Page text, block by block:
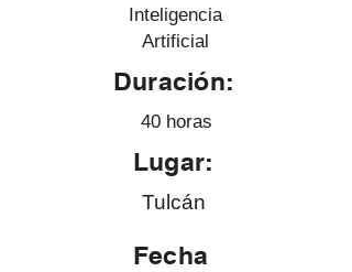
Inteligencia
Artificial
Duración:
40 horas
Lugar:
Tulcán
Fecha